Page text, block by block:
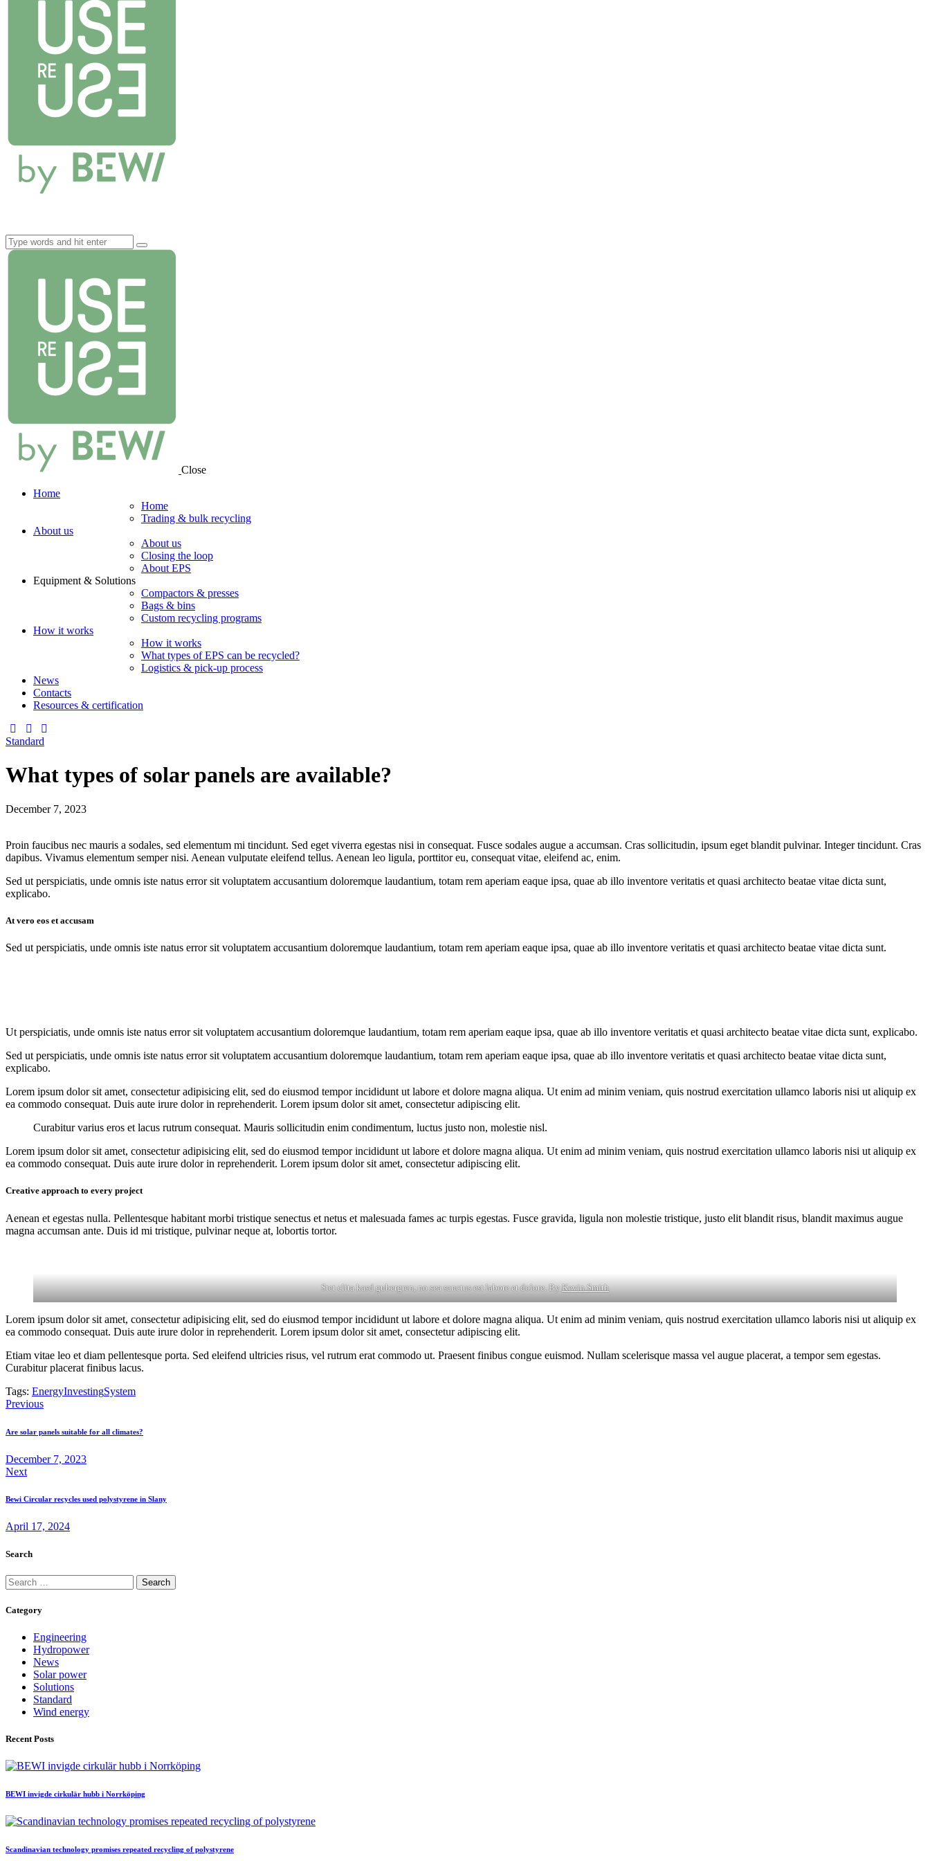
Close
Home
Home
Trading & bulk recycling
About us
About us
Closing the loop
About EPS
Equipment & Solutions
Compactors & presses
Bags & bins
Custom recycling programs
How it works
How it works
What types of EPS can be recycled?
Logistics & pick-up process
News
Contacts
Resources & certification
Standard
What types of solar panels are available?
December 7, 2023
Proin faucibus nec mauris a sodales, sed elementum mi tincidunt. Sed eget viverra egestas nisi in consequat. Fusce sodales augue a accumsan. Cras sollicitudin, ipsum eget blandit pulvinar. Integer tincidunt. Cras
dapibus. Vivamus elementum semper nisi. Aenean vulputate eleifend tellus. Aenean leo ligula, porttitor eu, consequat vitae, eleifend ac, enim.
Sed ut perspiciatis, unde omnis iste natus error sit voluptatem accusantium doloremque laudantium, totam rem aperiam eaque ipsa, quae ab illo inventore veritatis et quasi architecto beatae vitae dicta sunt,
explicabo.
At vero eos et accusam
Sed ut perspiciatis, unde omnis iste natus error sit voluptatem accusantium doloremque laudantium, totam rem aperiam eaque ipsa, quae ab illo inventore veritatis et quasi architecto beatae vitae dicta sunt.
Ut perspiciatis, unde omnis iste natus error sit voluptatem accusantium doloremque laudantium, totam rem aperiam eaque ipsa, quae ab illo inventore veritatis et quasi architecto beatae vitae dicta sunt, explicabo.
Sed ut perspiciatis, unde omnis iste natus error sit voluptatem accusantium doloremque laudantium, totam rem aperiam eaque ipsa, quae ab illo inventore veritatis et quasi architecto beatae vitae dicta sunt,
explicabo.
Lorem ipsum dolor sit amet, consectetur adipisicing elit, sed do eiusmod tempor incididunt ut labore et dolore magna aliqua. Ut enim ad minim veniam, quis nostrud exercitation ullamco laboris nisi ut aliquip ex
ea commodo consequat. Duis aute irure dolor in reprehenderit. Lorem ipsum dolor sit amet, consectetur adipiscing elit.
Curabitur varius eros et lacus rutrum consequat. Mauris sollicitudin enim condimentum, luctus justo non, molestie nisl.
Lorem ipsum dolor sit amet, consectetur adipisicing elit, sed do eiusmod tempor incididunt ut labore et dolore magna aliqua. Ut enim ad minim veniam, quis nostrud exercitation ullamco laboris nisi ut aliquip ex
ea commodo consequat. Duis aute irure dolor in reprehenderit. Lorem ipsum dolor sit amet, consectetur adipiscing elit.
Creative approach to every project
Aenean et egestas nulla. Pellentesque habitant morbi tristique senectus et netus et malesuada fames ac turpis egestas. Fusce gravida, ligula non molestie tristique, justo elit blandit risus, blandit maximus augue
magna accumsan ante. Duis id mi tristique, pulvinar neque at, lobortis tortor.
Stet clita kasd gubergren, no sea sanctus est labore et dolore. ByKevin Smith
Lorem ipsum dolor sit amet, consectetur adipisicing elit, sed do eiusmod tempor incididunt ut labore et dolore magna aliqua. Ut enim ad minim veniam, quis nostrud exercitation ullamco laboris nisi ut aliquip ex
ea commodo consequat. Duis aute irure dolor in reprehenderit. Lorem ipsum dolor sit amet, consectetur adipiscing elit.
Etiam vitae leo et diam pellentesque porta. Sed eleifend ultricies risus, vel rutrum erat commodo ut. Praesent finibus congue euismod. Nullam scelerisque massa vel augue placerat, a tempor sem egestas.
Curabitur placerat finibus lacus.
Tags: EnergyInvestingSystem
Post
navigation
Previous
Are solar panels suitable for all climates?
December 7, 2023
Next
Bewi Circular recycles used polystyrene in Slany
April 17, 2024
Search
Search
for:
Category
Engineering
Hydropower
News
Solar power
Solutions
Standard
Wind energy
Recent Posts
BEWI invigde cirkulär hubb i Norrköping
Scandinavian technology promises repeated recycling of polystyrene